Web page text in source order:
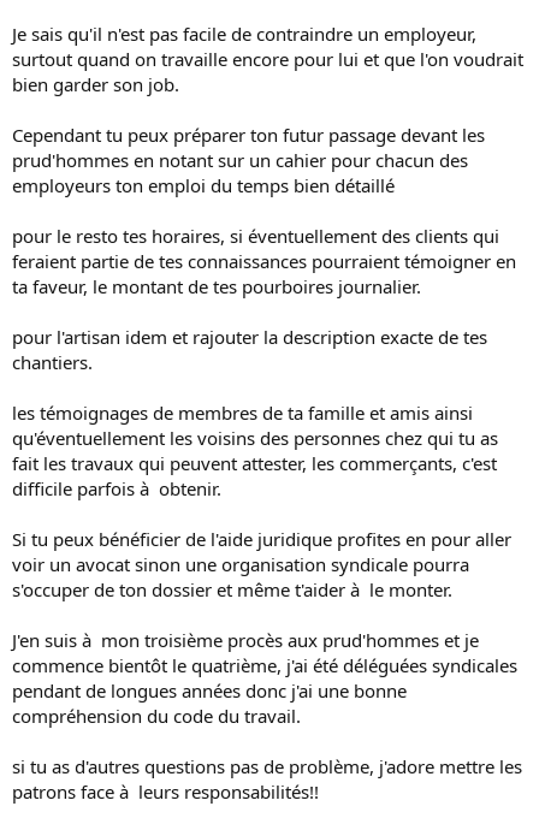
Je sais qu'il n'est pas facile de contraindre un employeur,
surtout quand on travaille encore pour lui et que l'on voudrait
bien garder son job.
Cependant tu peux préparer ton futur passage devant les
prud'hommes en notant sur un cahier pour chacun des
employeurs ton emploi du temps bien détaillé
pour le resto tes horaires, si éventuellement des clients qui
feraient partie de tes connaissances pourraient témoigner en
ta faveur, le montant de tes pourboires journalier.
pour l'artisan idem et rajouter la description exacte de tes
chantiers.
les témoignages de membres de ta famille et amis ainsi
qu'éventuellement les voisins des personnes chez qui tu as
fait les travaux qui peuvent attester, les commerçants, c'est
difficile parfois à obtenir.
Si tu peux bénéficier de l'aide juridique profites en pour aller
voir un avocat sinon une organisation syndicale pourra
s'occuper de ton dossier et même t'aider à le monter.
J'en suis à mon troisième procès aux prud'hommes et je
commence bientôt le quatrième, j'ai été déléguées syndicales
pendant de longues années donc j'ai une bonne
compréhension du code du travail.
si tu as d'autres questions pas de problème, j'adore mettre les
patrons face à leurs responsabilités!!